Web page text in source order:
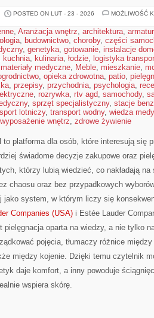
POSTED ON LUT - 23 - 2026
MOŻLIWOŚĆ
, Aranżacja wnętrz, architektura,
, budownictwo, choroby, części
, genetyka, gotowanie, instalacje
kuchnia, kulinaria, łodzie, logistyka
materiały medyczne, Meble, mieszkanie,
, opieka zdrowotna, patio,
, przepisy, przychodnia, psychologia,
, rozrywka, rtv agd, samochody,
, sprzęt specjalistyczny, stacje
lotniczy, transport wodny, wiedza
wyposażenie wnętrz, zdrowe żywienie
to platforma dla osób, które interesują się
świadome decyzje zakupowe oraz
którzy lubią wiedzieć, co nakładają na
chaosu oraz bez przypadkowych
jako system, w którym liczy się
Companies (USA) i Estée Lauder
pielęgnacja oparta na wiedzy, a nie tylko
pojęcia, tłumaczy różnice
między kojenie. Dzięki temu czytelnik
daje komfort, a inny powoduje
wspiera skórę.